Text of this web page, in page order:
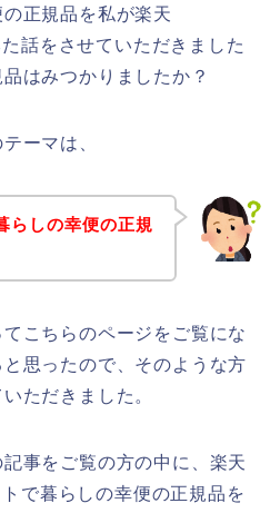
正規品を私が楽天
話をさせていただきました
はみつかりましたか？
ーマは、
らしの幸便の正規
こちらのページをご覧にな
思ったので、そのような方
ただきました。
事をご覧の方の中に、楽天
で暮らしの幸便の正規品を